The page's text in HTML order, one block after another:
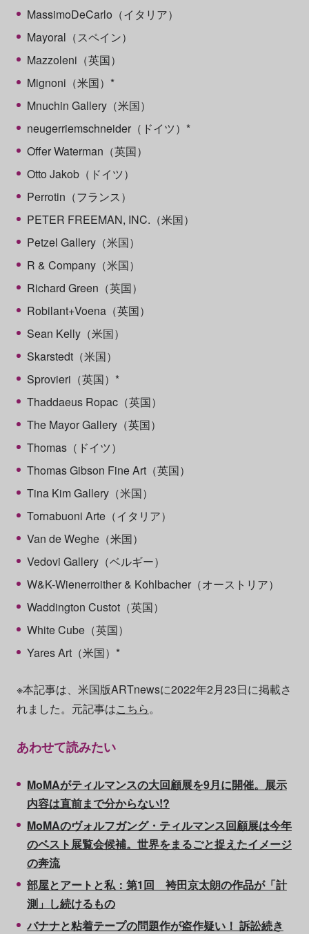
MassimoDeCarlo（イタリア）
Mayoral（スペイン）
Mazzoleni（英国）
Mignoni（米国）*
Mnuchin Gallery（米国）
neugerriemschneider（ドイツ）*
Offer Waterman（英国）
Otto Jakob（ドイツ）
Perrotin（フランス）
PETER FREEMAN, INC.（米国）
Petzel Gallery（米国）
R & Company（米国）
Richard Green（英国）
Robilant+Voena（英国）
Sean Kelly（米国）
Skarstedt（米国）
Sprovieri（英国）*
Thaddaeus Ropac（英国）
The Mayor Gallery（英国）
Thomas（ドイツ）
Thomas Gibson Fine Art（英国）
Tina Kim Gallery（米国）
Tornabuoni Arte（イタリア）
Van de Weghe（米国）
Vedovi Gallery（ベルギー）
W&K-Wienerroither & Kohlbacher（オーストリア）
Waddington Custot（英国）
White Cube（英国）
Yares Art（米国）*
※本記事は、米国版ARTnewsに2022年2月23日に掲載さ
れました。元記事はこちら。
あわせて読みたい
MoMAがティルマンスの大回顧展を9月に開催。展示
内容は直前まで分からない!?
MoMAのヴォルフガング・ティルマンス回顧展は今年
のベスト展覧会候補。世界をまるごと捉えたイメージ
の奔流
部屋とアートと私：第1回 袴田京太朗の作品が「計
測」し続けるもの
バナナと粘着テープの問題作が盗作疑い！ 訴訟続き